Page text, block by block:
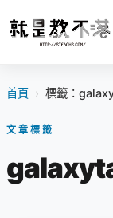
首頁 › 標籤：
文章標籤